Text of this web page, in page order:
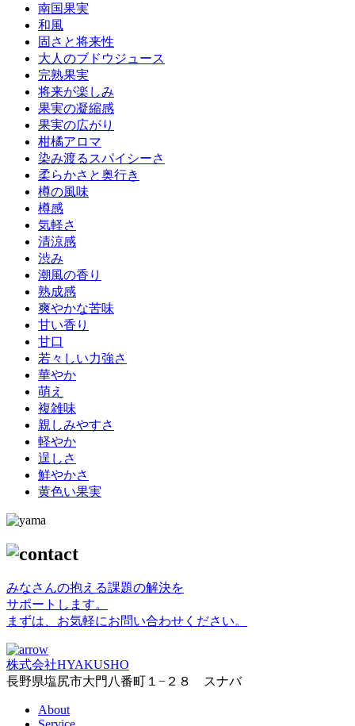
南国果実
和風
固さと将来性
大人のブドウジュース
完熟果実
将来が楽しみ
果実の凝縮感
果実の広がり
柑橘アロマ
染み渡るスパイシーさ
柔らかさと奥行き
樽の風味
樽感
気軽さ
清涼感
渋み
潮風の香り
熟成感
爽やかな苦味
甘い香り
甘口
若々しい力強さ
華やか
萌え
複雑味
親しみやすさ
軽やか
逞しさ
鮮やかさ
黄色い果実
みなさんの抱える課題の解決を
サポートします。
まずは、お気軽にお問い合わせください。
株式会社HYAKUSHO
長野県塩尻市大門八番町１−２８ スナバ
About